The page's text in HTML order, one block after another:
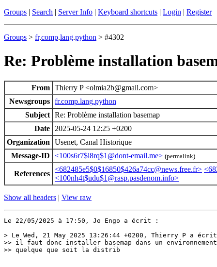
Groups | Search | Server Info | Keyboard shortcuts | Login | Register
Groups > fr.comp.lang.python > #4302
Re: Problème installation
From Thierry P <olmia2b@gmail.com>
Newsgroups fr.comp.lang.python
Subject Re: Problème installation basemap
Date
2025-05-24 12:25 +0200
Organization
Usenet, Canal Historique
Message-ID
<100s6r7$l8rq$1@dont-email.me> (permalink)
References
<682485e5$0$16850$426a74cc@news.free.fr>
<100nh4t$udu$1@rasp.pasdenom.info>
Show all headers | View raw
Le 22/05/2025 à 17:50, Jo Engo a écrit :
> Le Wed, 21 May 2025 13:26:44 +0200, Thierry P a
>> il faut donc installer basemap dans un
>> quelque que soit la distrib